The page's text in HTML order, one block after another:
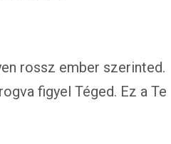
rossz ember szerinted.
figyel Téged. Ez a Te